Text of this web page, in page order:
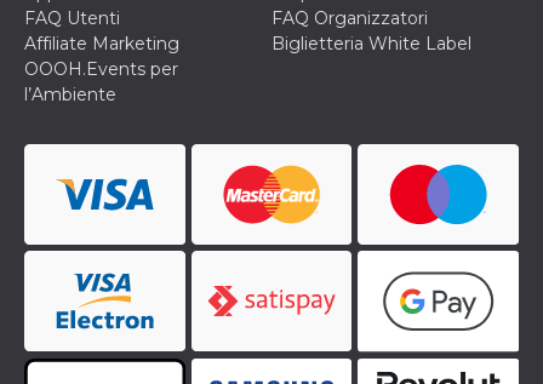
FAQ Utenti
FAQ Organizzatori
Affiliate Marketing
Biglietteria White Label
OOOH.Events per
l’Ambiente